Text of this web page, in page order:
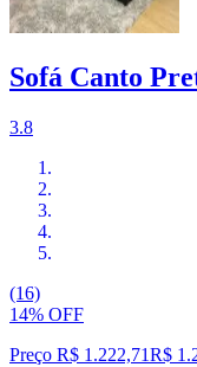
Sofá Canto
3.8
(16)
14% OFF
Preço R$ 1.222,71R$